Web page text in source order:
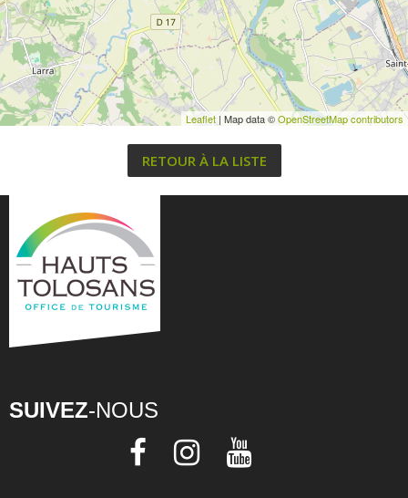
Leaflet | Map data ©OpenStreetMap contributors
RETOUR À LA LISTE
SUIVEZ-NOUS